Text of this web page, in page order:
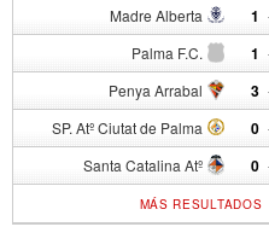
Madre Alberta 1
Palma F.C. 1
Penya Arrabal 3
SP. Atº Ciutat de Palma 0
Santa Catalina Atº 0
MÁS RESULTADOS